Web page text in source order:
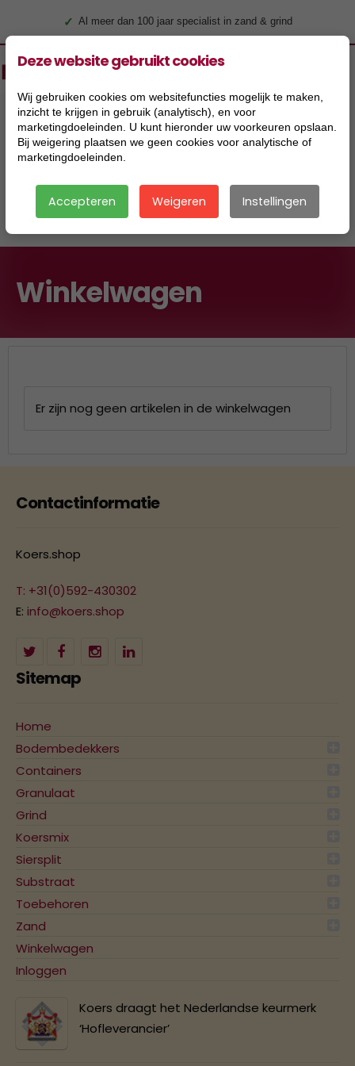
✓ Al meer dan 100 jaar specialist in zand & grind
|
Winkelwagen
Er zijn nog geen artikelen in de winkelwagen
Contactinformatie
Koers.shop
T: +31(0)592-430302
E: info@koers.shop
Sitemap
Home
Bodembedekkers
Containers
Granulaat
Grind
Koersmix
Siersplit
Substraat
Toebehoren
Zand
Winkelwagen
Inloggen
Koers draagt het Nederlandse keurmerk
‘Hofleverancier’
Deze website gebruikt cookies
Wij gebruiken cookies om websitefuncties mogelijk te maken,
inzicht te krijgen in gebruik (analytisch), en voor
marketingdoeleinden. U kunt hieronder uw voorkeuren opslaan.
Bij weigering plaatsen we geen cookies voor analytische of
marketingdoeleinden.
Accepteren Weigeren Instellingen